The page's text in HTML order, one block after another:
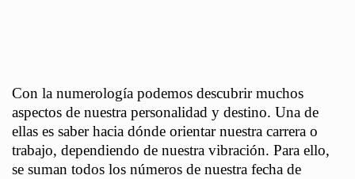
Con la numerología podemos descubrir muchos
aspectos de nuestra personalidad y destino. Una de
ellas es saber hacia dónde orientar nuestra carrera o
trabajo, dependiendo de nuestra vibración. Para ello,
se suman todos los números de nuestra fecha de